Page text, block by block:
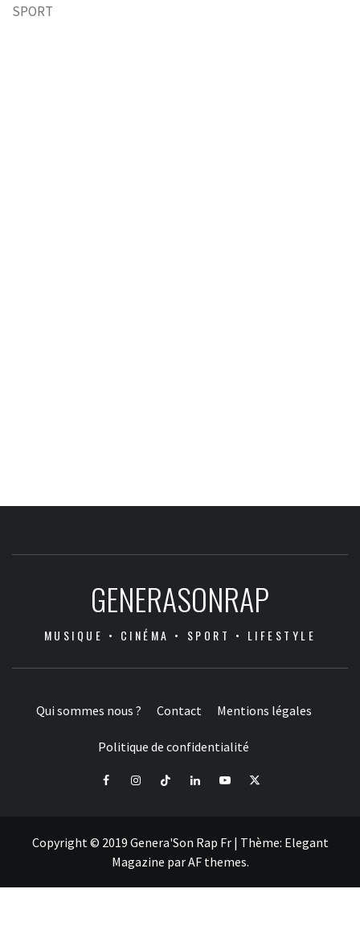
SPORT
GENERASONRAP
MUSIQUE • CINÉMA • SPORT • LIFESTYLE
Qui sommes nous ? Contact Mentions légales
Politique de confidentialité
FacebookInstagramTiktok LinkedInYoutube
X
Copyright © 2019 Genera'Son Rap Fr | Thème: Elegant
Magazine parAF themes.